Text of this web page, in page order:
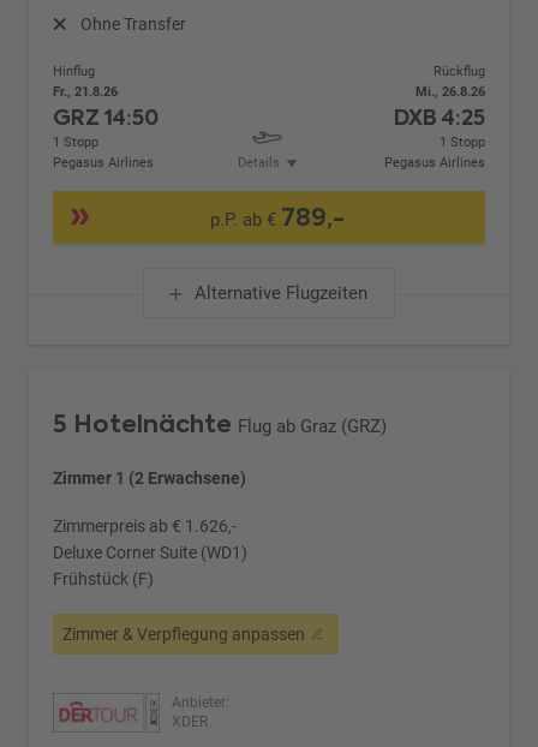
Ohne Transfer
Hinflug
Fr., 21.8.26
GRZ14:50
1 Stopp
Pegasus Airlines
Details
Rückflug
Mi., 26.8.26
DXB 4:25
1 Stopp
Pegasus Airlines
p.P. ab € 789,-
Alternative Flugzeiten
5 Hotelnächte Flug ab Graz (GRZ)
Zimmer 1 (2 Erwachsene)
Zimmerpreis ab € 1.626,-
Deluxe Corner Suite (WD1)
Frühstück (F)
Zimmer & Verpflegung anpassen
Anbieter:
XDER